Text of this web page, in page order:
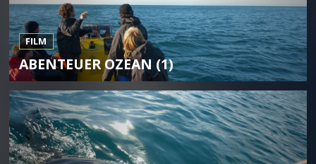
FILM
ABENTEUER OZEAN (1)